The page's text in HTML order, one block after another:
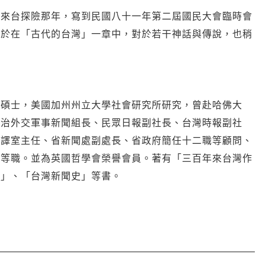
台探險那年，寫到民國八十一年第二屆國民大會臨時會
在「古代的台灣」一章中，對於若干神話與傳說，也稍
士，美國加州州立大學社會研究所研究，曾赴哈佛大
外交軍事新聞組長、民眾日報副社長、台灣時報副社
室主任、省新聞處副處長、省政府簡任十二職等顧問、
職。並為英國哲學會榮譽會員。著有「三百年來台灣作
、「台灣新聞史」等書。